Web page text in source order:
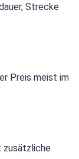
Strecke
Preis meist im
zusätzliche